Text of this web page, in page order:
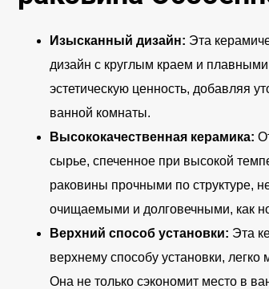
Изысканный дизайн: Эта
дизайн с круглым краем и
эстетическую ценность, добавляя
ванной комнаты.
Высококачественная керамика:
сырье, спеченное при высокой
раковины прочными по структуре,
очищаемыми и долговечными, как
Верхний способ установки: Эта
верхнему способу установки,
Она не только сэкономит место в